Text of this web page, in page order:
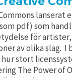
lanserat
pdf) som
för
av olika slag. I
stort
The Power of